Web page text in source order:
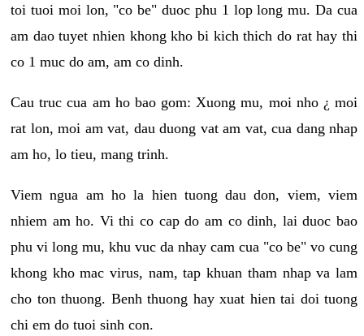
toi tuoi moi lon, "co be" duoc phu 1 lop long mu. Da cua
am dao tuyet nhien khong kho bi kich thich do rat hay thi
co 1 muc do am, am co dinh.
Cau truc cua am ho bao gom: Xuong mu, moi nho ¿ moi
rat lon, moi am vat, dau duong vat am vat, cua dang nhap
am ho, lo tieu, mang trinh.
Viem ngua am ho la hien tuong dau don, viem, viem
nhiem am ho. Vi thi co cap do am co dinh, lai duoc bao
phu vi long mu, khu vuc da nhay cam cua "co be" vo cung
khong kho mac virus, nam, tap khuan tham nhap va lam
cho ton thuong. Benh thuong hay xuat hien tai doi tuong
chi em do tuoi sinh con.